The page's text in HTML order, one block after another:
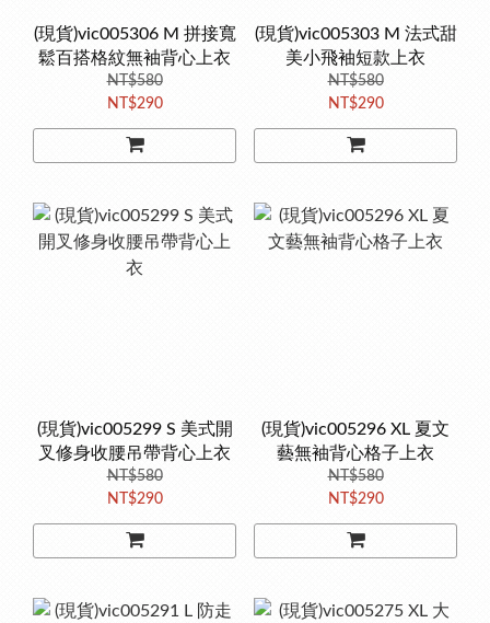
(現貨)vic005306 M 拼接寬
鬆百搭格紋無袖背心上衣
NT$580
NT$290
(現貨)vic005303 M 法式甜
美小飛袖短款上衣
NT$580
NT$290
(現貨)vic005299 S 美式開
叉修身收腰吊帶背心上衣
NT$580
NT$290
(現貨)vic005296 XL 夏文
藝無袖背心格子上衣
NT$580
NT$290